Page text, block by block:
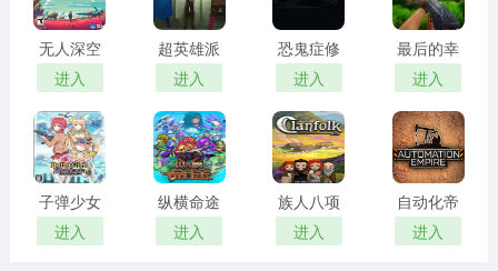
无人深空
修改器
进入
超英雄派
遣中心修
改器
进入
恐鬼症修
改器
进入
最后的幸
存者二十
三项修改
器
进入
子弹少女
幻想十二
项修改器
进入
纵横命途
十一项修
改器
进入
族人八项
修改器
进入
自动化帝
国修改器
进入